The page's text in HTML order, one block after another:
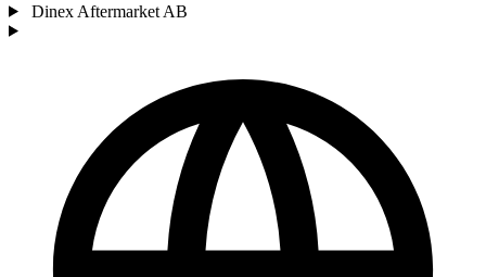
Dinex Aftermarket AB